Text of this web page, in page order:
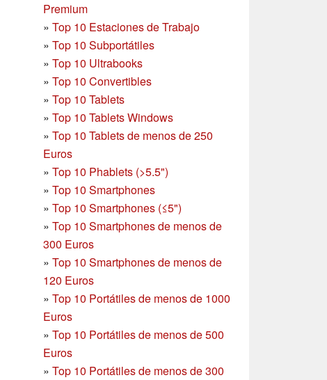
Premium
» Top 10 Estaciones de Trabajo
» Top 10 Subportátiles
» Top 10 Ultrabooks
» Top 10 Convertibles
» Top 10 Tablets
» Top 10 Tablets Windows
» Top 10 Tablets de menos de 250
Euros
» Top 10 Phablets (>5.5")
» Top 10 Smartphones
» Top 10 Smartphones (≤5")
» Top 10 Smartphones de menos de
300 Euros
» Top 10 Smartphonesde menos de
120 Euros
» Top 10 Portátiles de menos de 1000
Euros
» Top 10 Portátiles de menos de 500
Euros
» Top 10 Portátiles de menos de 300